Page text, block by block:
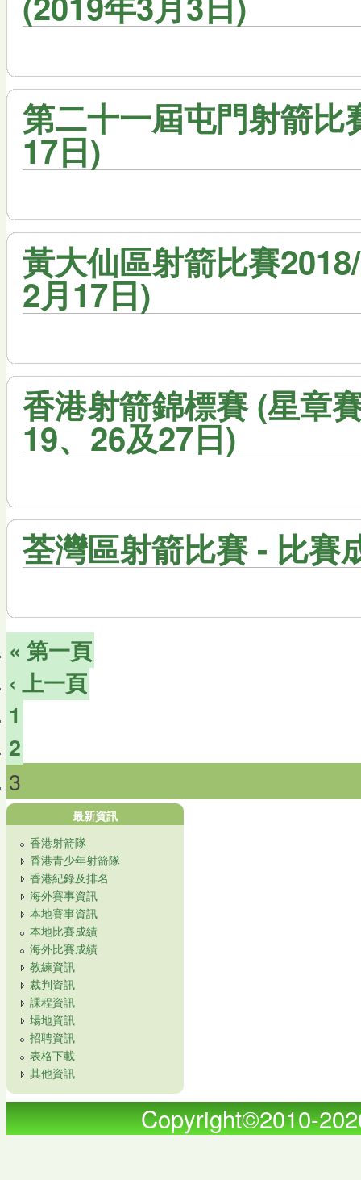
第二十一屆屯門射箭比
17日)
黃大仙區射箭比賽
2月17日)
香港射箭錦標賽 (星章
19、26及27日)
荃灣區射箭比賽 - 比賽
« 第一頁
‹ 上一頁
1
2
3
最新資訊
香港射箭隊
香港青少年射箭隊
香港紀錄及排名
海外賽事資訊
本地賽事資訊
本地比賽成績
海外比賽成績
教練資訊
裁判資訊
課程資訊
場地資訊
招聘資訊
表格下載
其他資訊
Copyright©2010-